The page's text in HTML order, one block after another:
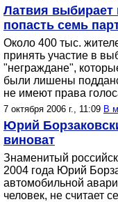
Латвия выбирает
попасть семь
Около 400 тыс.
принять участие в
"неграждане",
были лишены
не имеют права
7 октября 2006 г., 11:09 В
Юрий
виноват
Знаменитый
2004 года Юрий
автомобильной
человек, не считает